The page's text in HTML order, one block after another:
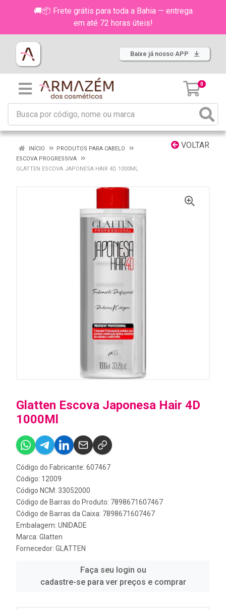
🚚📦 Frete grátis para toda a Bahia — entrega
em até 72 horas úteis!
Baixe já nosso APP
0
VOLTAR
INÍCIO
PRODUTOS PARA CABELO
ESCOVA PROGRESSIVA
GLATTEN ESCOVA JAPONESA HAIR 4D 1000ML
Glatten Escova Japonesa Hair 4D
1000Ml
Código do Fabricante: 607467
Código: 12009
Código NCM: 33052000
Código de Barras do Produto: 7898671607467
Código de Barras da Caixa: 7898671607467
Embalagem: UNIDADE
Marca: Glatten
Fornecedor: GLATTEN
Faça seu login ou
cadastre-se para ver preços e comprar